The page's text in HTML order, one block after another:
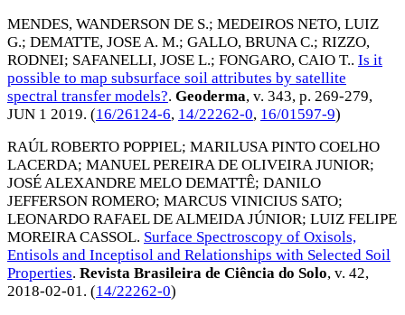
MENDES, WANDERSON DE S.; MEDEIROS NETO, LUIZ
G.; DEMATTE, JOSE A. M.; GALLO, BRUNA C.; RIZZO,
RODNEI; SAFANELLI, JOSE L.; FONGARO, CAIO T.. Is it
possible to map subsurface soil attributes by satellite
spectral transfer models?. Geoderma, v. 343, p. 269-279,
JUN 1 2019. (16/26124-6, 14/22262-0, 16/01597-9)
RAÚL ROBERTO POPPIEL; MARILUSA PINTO COELHO
LACERDA; MANUEL PEREIRA DE OLIVEIRA JUNIOR;
JOSÉ ALEXANDRE MELO DEMATTÊ; DANILO
JEFFERSON ROMERO; MARCUS VINICIUS SATO;
LEONARDO RAFAEL DE ALMEIDA JÚNIOR; LUIZ FELIPE
MOREIRA CASSOL. Surface Spectroscopy of Oxisols,
Entisols and Inceptisol and Relationships with Selected Soil
Properties. Revista Brasileira de Ciência do Solo, v. 42,
2018-02-01. (14/22262-0)